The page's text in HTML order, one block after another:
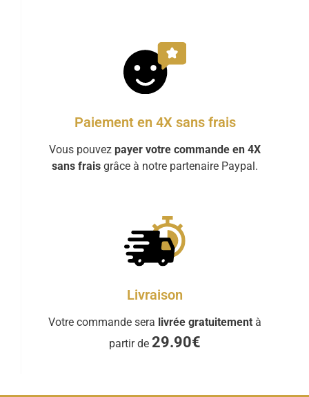
Paiement en 4X sans frais
Vous pouvez payer votre commande en 4X
sans frais grâce à notre partenaire Paypal.
Livraison
Votre commande sera livrée gratuitement à
partir de 29.90€